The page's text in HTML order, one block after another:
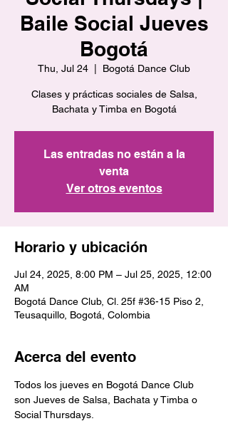
Baile Social Jueves
Bogotá
Thu, Jul 24 Bogotá Dance Club
Clases y prácticas sociales de Salsa,
Bachata y Timba en Bogotá
Las entradas no están a la
venta
Ver otros eventos
Horario y ubicación
Jul 24, 2025, 8:00 PM – Jul 25, 2025, 12:00
AM
Bogotá Dance Club, Cl. 25f #36-15 Piso 2,
Teusaquillo, Bogotá, Colombia
Acerca del evento
Todos los jueves en Bogotá Dance Club
son Jueves de Salsa, Bachata y Timba o
Social Thursdays.